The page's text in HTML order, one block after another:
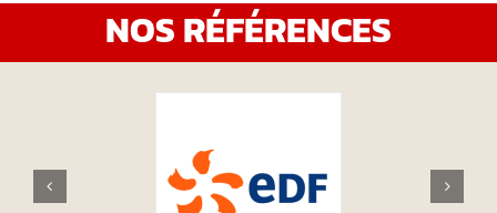
NOS RÉFÉRENCES